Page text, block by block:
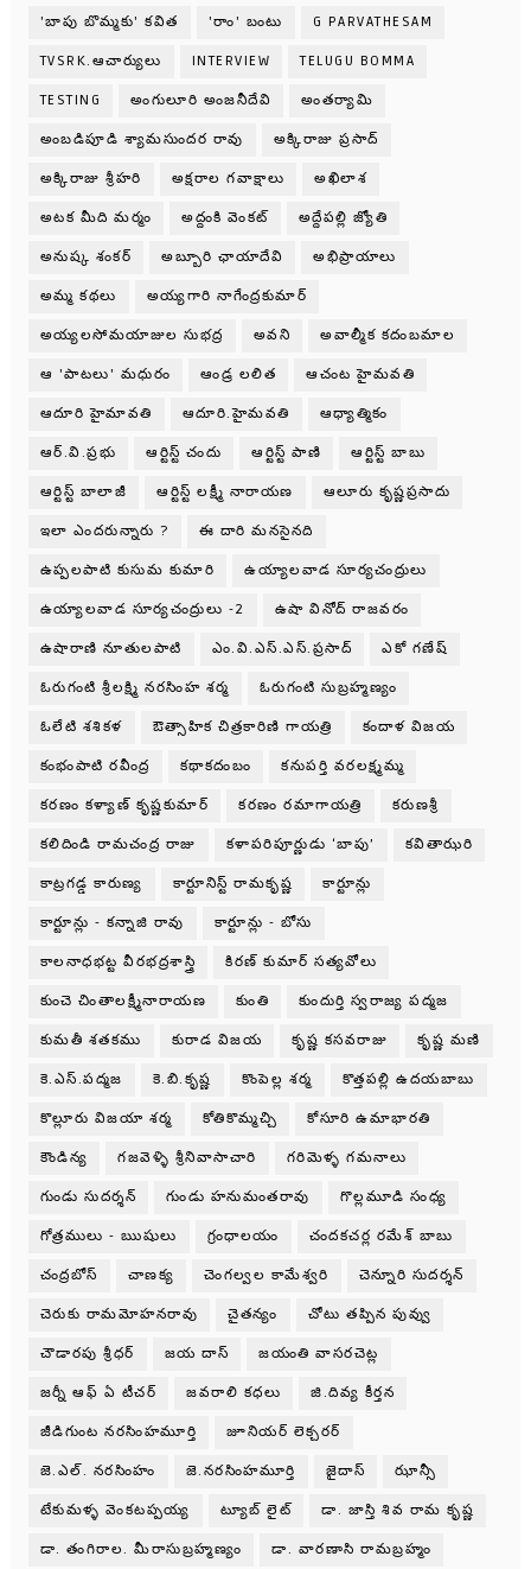
'బాపు బొమ్మకు' కవిత 'రాం' బంటు G PARVATHESAM
TVSRK.ఆచార్యులు INTERVIEW TELUGU BOMMA
TESTING అంగులూరి అంజనీదేవి అంతర్యామి
అంబడిపూడి శ్యామసుందర రావు అక్కిరాజు ప్రసాద్
అక్కిరాజు శ్రీహరి అక్షరాల గవాక్షాలు అఖిలాశ
అటక మీది మర్మం అద్దంకి వెంకట్ అద్దేపల్లి జ్యోతి
అనుష్క శంకర్ అబ్బూరి ఛాయాదేవి అభిప్రాయాలు
అమ్మ కథలు అయ్యగారి నాగేంద్రకుమార్
అయ్యలసోమయాజుల సుభద్ర అవని అవాల్మీక కదంబమాల
ఆ 'పాటలు' మధురం ఆండ్ర లలిత ఆచంట హైమవతి
ఆదూరి హైమావతి ఆదూరి.హైమవతి ఆధ్యాత్మికం
ఆర్.వి.ప్రభు ఆర్టిస్ట్ చందు ఆర్టిస్ట్ పాణి ఆర్టిస్ట్ బాబు
ఆర్టిస్ట్ బాలాజీ ఆర్టిస్ట్ లక్ష్మీ నారాయణ ఆలూరు కృష్ణప్రసాదు
ఇలా ఎందరున్నారు ? ఈ దారి మనసైనది
ఉప్పలపాటి కుసుమ కుమారి ఉయ్యాలవాడ సూర్యచంద్రులు
ఉయ్యాలవాడ సూర్యచంద్రులు -2 ఉషా వినోద్ రాజవరం
ఉషారాణి నూతులపాటి ఎం.వి.ఎస్.ఎస్.ప్రసాద్ ఎకో గణేష్
ఓరుగంటి శ్రీలక్ష్మి నరసింహ శర్మ ఓరుగంటి సుబ్రహ్మణ్యం
ఓలేటి శశికళ ఔత్సాహిక చిత్రకారిణి గాయత్రి కందాళ విజయ
కంభంపాటి రవీంద్ర కథాకదంబం కనుపర్తి వరలక్ష్మమ్మ
కరణం కళ్యాణ్ కృష్ణకుమార్ కరణం రమాగాయత్రి కరుణశ్రీ
కలిదిండి రామచంద్ర రాజు కళాపరిపూర్ణుడు ‘బాపు’ కవితాఝరి
కాట్రగడ్డ కారుణ్య కార్టూనిస్ట్ రామకృష్ణ కార్టూన్లు
కార్టూన్లు - కన్నాజి రావు కార్టూన్లు - బోసు
కాలనాధభట్ట వీరభద్రశాస్త్రి కిరణ్ కుమార్ సత్యవోలు
కుంచె చింతాలక్ష్మీనారాయణ కుంతి కుందుర్తి స్వరాజ్య పద్మజ
కుమతీ శతకము కురాడ విజయ కృష్ణ కసవరాజు కృష్ణ మణి
కె.ఎస్.పద్మజ కె.బి.కృష్ణ కొంపెల్ల శర్మ కొత్తపల్లి ఉదయబాబు
కొల్లూరు విజయా శర్మ కోతికొమ్మచ్చి కోసూరి ఉమాభారతి
కౌండిన్య గజవెళ్ళి శ్రీనివాసాచారి గరిమెళ్ళ గమనాలు
గుండు సుదర్శన్ గుండు హనుమంతరావు గొల్లమూడి సంధ్య
గోత్రములు - ఋషులు గ్రంధాలయం చందకచర్ల రమేశ్ బాబు
చంద్రబోస్ చాణక్య చెంగల్వల కామేశ్వరి చెన్నూరి సుదర్శన్
చెరుకు రామమోహనరావు చైతన్యం చోటు తప్పిన పువ్వు
చౌడారపు శ్రీధర్ జయ దాస్ జయంతి వాసరచెట్ల
జర్నీ ఆఫ్ ఏ టీచర్ జవరాలి కధలు జి.దివ్య కీర్తన
జీడిగుంట నరసింహమూర్తి జూనియర్ లెక్చరర్
జె.ఎల్. నరసింహం జె.నరసింహమూర్తి జైదాస్ ఝాన్సీ
టేకుమళ్ళ వెంకటప్పయ్య ట్యూబ్ లైట్ డా. జాస్తి శివ రామ కృష్ణ
డా. తంగిరాల. మీరాసుబ్రహ్మణ్యం డా. వారణాసి రామబ్రహ్మం